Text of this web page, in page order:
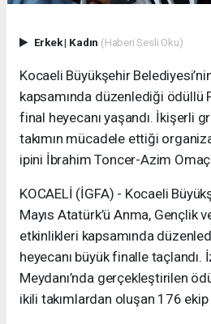
Erkek| Kadın (Haberi Sesli Oku)
Kocaeli Büyükşehir
kapsamında düzenlediği ödüllü
final heyecanı yaşandı. İkişerli
takımın mücadele ettiği
ipini İbrahim Toncer-Azim
KOCAELİ (İGFA) - Kocaeli
Mayıs Atatürk’ü Anma, Gençlik
etkinlikleri kapsamında
heyecanı büyük finalle
Meydanı’nda gerçekleştirilen
ikili takımlardan oluşan 176 ekip